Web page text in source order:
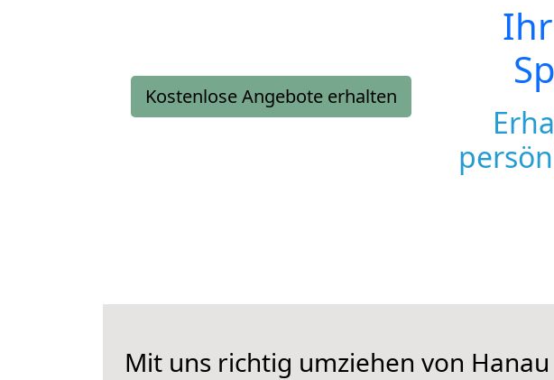
Kostenlose Angebote erhalten
Mit uns richtig umziehen von Hanau